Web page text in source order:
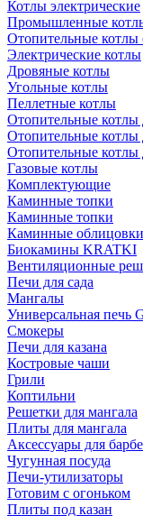
Котлы электрические
Промышленные
Отопительные котлы
Электрические котлы
Дровяные котлы
Угольные котлы
Пеллетные котлы
Отопительные котлы
Отопительные котлы
Отопительные котлы
Газовые котлы
Комплектующие
Каминные топки
Каминные топки
Каминные облицовки
Биокамины KRATKI
Вентиляционные
Печи для сада
Мангалы
Универсальная печь
Смокеры
Печи для казана
Костровые чаши
Грили
Коптильни
Решетки для мангала
Плиты для мангала
Аксессуары для
Чугунная посуда
Печи-утилизаторы
Готовим с огоньком
Плиты под казан